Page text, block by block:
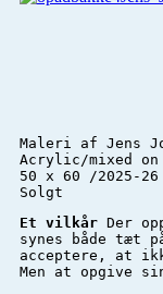
Maleri af Jens
Acrylic/mixed on
50 x 60 /2025-26
Solgt
Et vilkår Der
synes både tæt
acceptere, at
Men at opgive